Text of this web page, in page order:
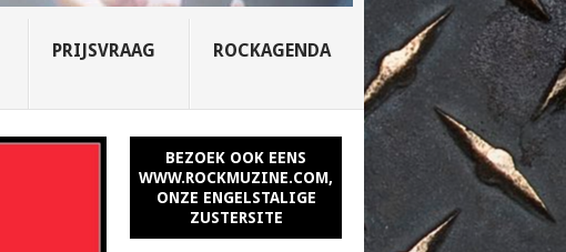
PRIJSVRAAG ROCKAGENDA
BEZOEK OOK EENS
WWW.ROCKMUZINE.COM,
ONZE ENGELSTALIGE
ZUSTERSITE